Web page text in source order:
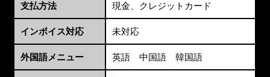
支払方法 現金、クレジットカード
インボイス対応 未対応
外国語メニュー 英語 中国語 韓国語